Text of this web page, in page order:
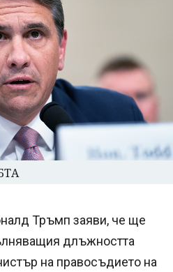
Тръмп заяви, че ще
длъжността
на правосъдието на